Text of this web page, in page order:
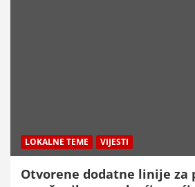
LOKALNE TEME VIJESTI
Otvorene dodatne linije za